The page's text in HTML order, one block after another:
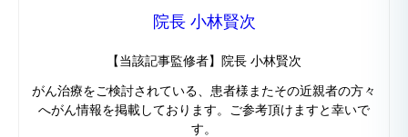
院長 小林賢次
【当該記事監修者】院長 小林賢次
がん治療をご検討されている、患者様またその近親者の方々
へがん情報を掲載しております。ご参考頂けますと幸いで
す。